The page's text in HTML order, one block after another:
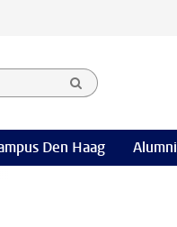
Den Haag Alumni